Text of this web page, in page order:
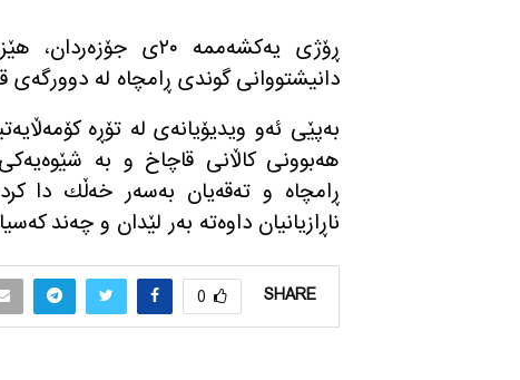
ڕۆژی یه‌كشه‌ممه‌ ٢٠ی
دانیشتووانی گوندی ڕامچاه له‌
به‌پێی ئه‌و ویدیۆیانه‌ی له‌ تۆڕه‌
هه‌بوونی كاڵانی قاچاخ و به‌
ڕامچاه و ته‌قه‌یان به‌سه‌ر خه‌ڵك دا
ناڕازیانیان داوه‌ته‌ به‌ر لێدان و چه‌ند
SHARE
0